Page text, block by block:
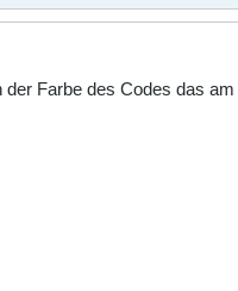
Farbe des Codes das